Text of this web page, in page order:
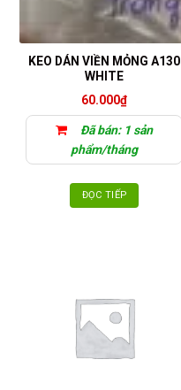
KEO DÁN VIỀN MỎNG A130
WHITE
60.000₫
Đã bán: 1 sản
phẩm/tháng
ĐỌC TIẾP